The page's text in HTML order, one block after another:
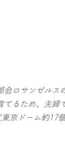
ロサンゼルス
るため、夫婦
京ドーム約17